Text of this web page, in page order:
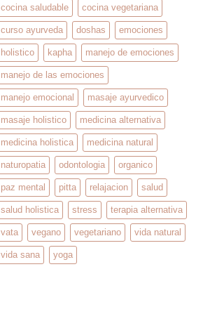
cocina saludable cocina vegetariana
curso ayurveda doshas emociones
holistico kapha manejo de emociones
manejo de las emociones
manejo emocional masaje ayurvedico
masaje holistico medicina alternativa
medicina holistica medicina natural
naturopatia odontologia organico
paz mental pitta relajacion salud
salud holistica stress terapia alternativa
vata vegano vegetariano vida natural
vida sana yoga